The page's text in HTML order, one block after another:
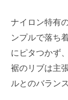
ナイロン特有
ンプルで落ち
にピタつかず
裾のリブは主
ルとのバラン